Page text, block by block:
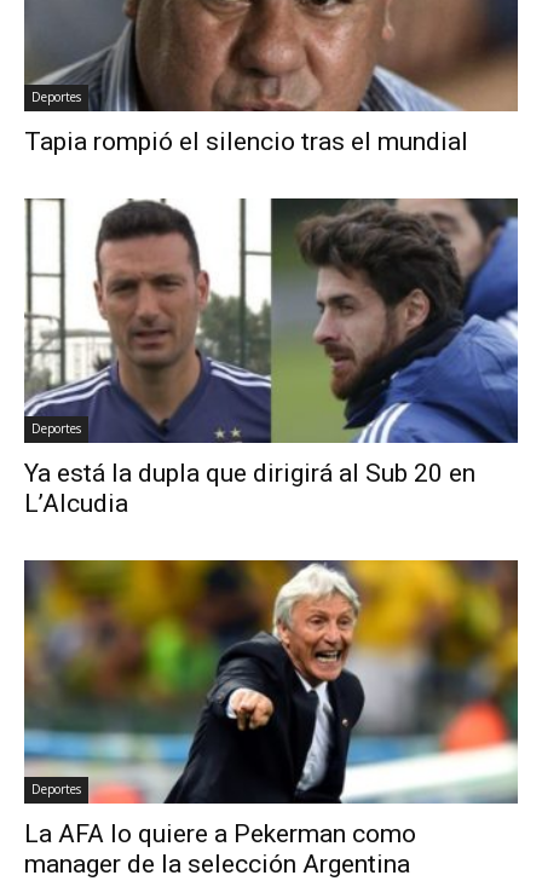
Deportes
Tapia rompió el silencio tras el mundial
Deportes
Ya está la dupla que dirigirá al Sub 20 en
L’Alcudia
Deportes
La AFA lo quiere a Pekerman como
manager de la selección Argentina